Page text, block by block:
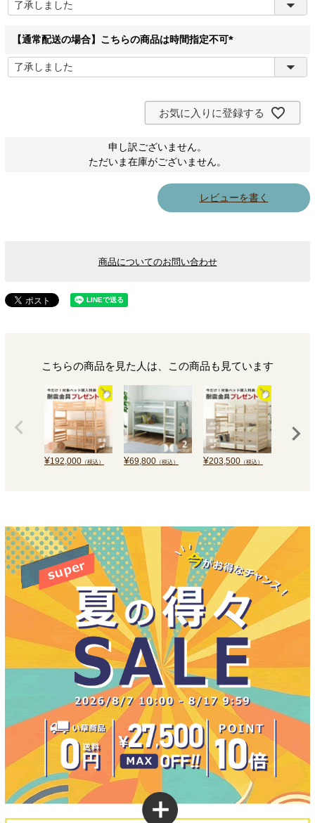
必
【通常配送の場合】こちらの商品は時間指定不可
(
)
お気に入りに登録する
申し訳ございません。
ただいま在庫がございません。
レビューを書く
商品についてのお問い合わせ
こちらの商品を見た人は、この商品も見ています
¥192,000 （税込） ¥69,800 （税込） ¥203,500 （税込）